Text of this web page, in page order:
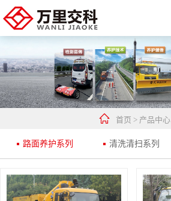
 首页 > 产品中心
路面养护系列 清洗清扫系列